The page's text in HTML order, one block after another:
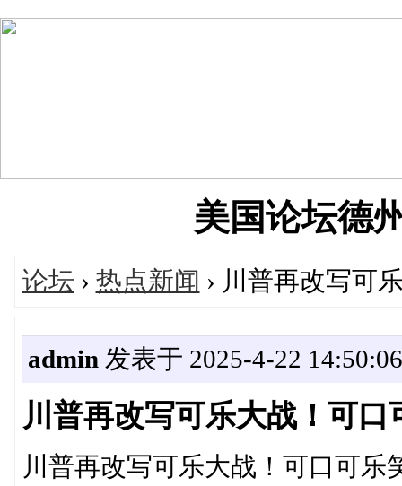
美国论坛德
论坛 › 热点新闻 › 川普再改写可
admin 发表于 2025-4-22 14:50:06
川普再改写可乐大战！可
川普再改写可乐大战！可口可乐